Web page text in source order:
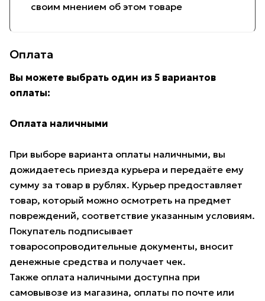
своим мнением об этом товаре
Оплата
Вы можете выбрать один из 5 вариантов
оплаты:
Оплата наличными
При выборе варианта оплаты наличными, вы
дожидаетесь приезда курьера и передаёте ему
сумму за товар в рублях. Курьер предоставляет
товар, который можно осмотреть на предмет
повреждений, соответствие указанным условиям.
Покупатель подписывает
товаросопроводительные документы, вносит
денежные средства и получает чек.
Также оплата наличными доступна при
самовывозе из магазина, оплаты по почте или